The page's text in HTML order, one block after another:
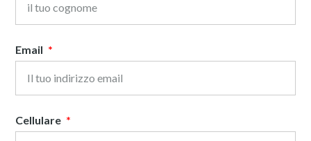
Email
Cellulare